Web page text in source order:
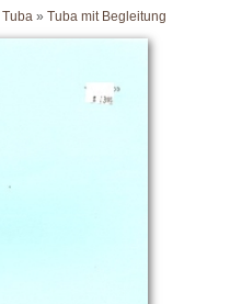
Tuba » Tuba mit Begleitung